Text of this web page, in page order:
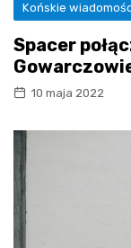
Końskie
Spacer
10 maja 2022